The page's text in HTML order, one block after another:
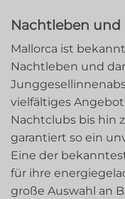
Nachtleben und
Mallorca ist
Nachtleben und
vielfältiges
Nachtclubs bis hin
garantiert so ein
Eine der
für ihre
große Auswahl an